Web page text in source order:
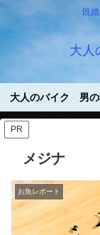
既
大人
大人のバイク 男
PR
メジナ
お魚レポート